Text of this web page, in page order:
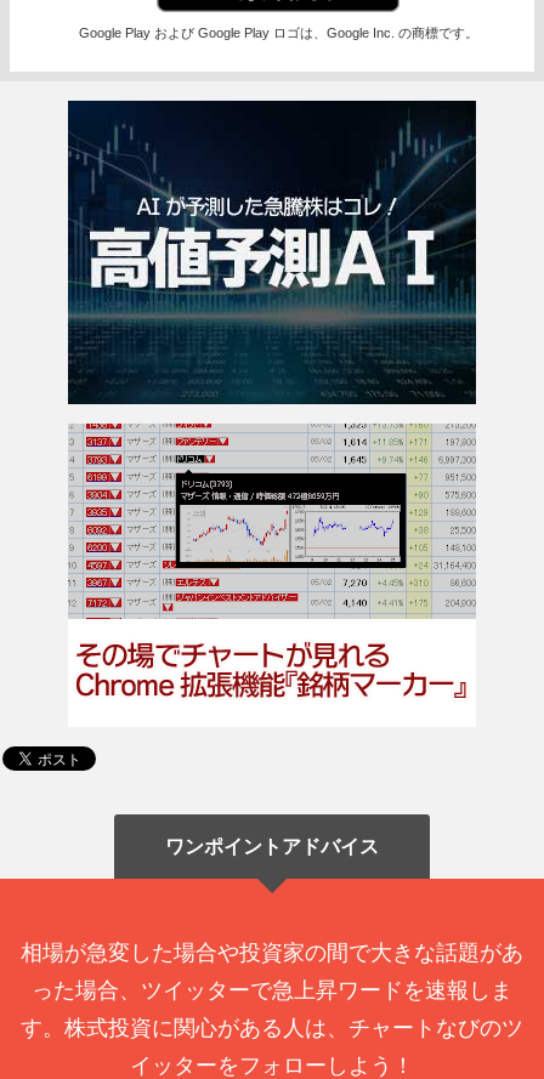
Google Play および Google Play ロゴは、Google Inc. の商標です。
ワンポイントアドバイス
相場が急変した場合や投資家の間で大きな話題があ
った場合、ツイッターで急上昇ワードを速報しま
す。株式投資に関心がある人は、チャートなびのツ
イッターをフォローしよう！